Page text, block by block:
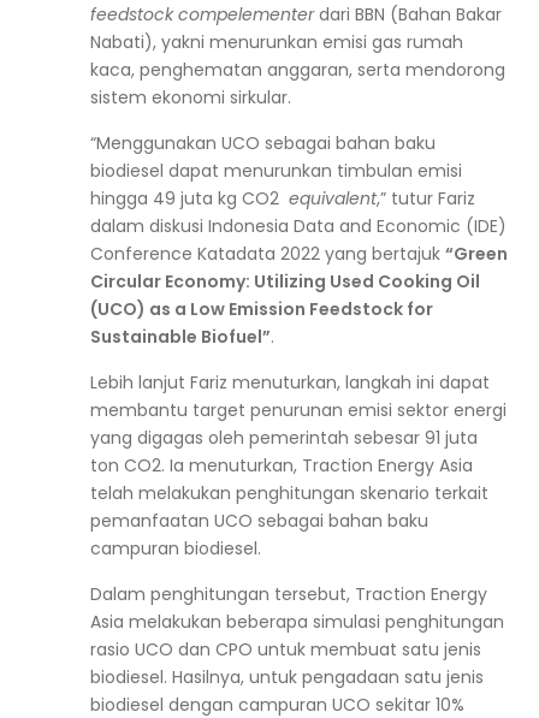
feedstock compelementerdari BBN (Bahan Bakar
Nabati), yakni menurunkan emisi gas rumah
kaca, penghematan anggaran, serta mendorong
sistem ekonomi sirkular.
“Menggunakan UCO sebagai bahan baku
biodiesel dapat menurunkan timbulan emisi
hingga 49 juta kg CO2 equivalent,” tutur Fariz
dalam diskusi Indonesia Data and Economic (IDE)
Conference Katadata 2022 yang bertajuk “Green
Circular Economy: Utilizing Used Cooking Oil
(UCO) as a Low Emission Feedstock for
Sustainable Biofuel”.
Lebih lanjut Fariz menuturkan, langkah ini dapat
membantu target penurunan emisi sektor energi
yang digagas oleh pemerintah sebesar 91 juta
ton CO2. Ia menuturkan, Traction Energy Asia
telah melakukan penghitungan skenario terkait
pemanfaatan UCO sebagai bahan baku
campuran biodiesel.
Dalam penghitungan tersebut, Traction Energy
Asia melakukan beberapa simulasi penghitungan
rasio UCO dan CPO untuk membuat satu jenis
biodiesel. Hasilnya, untuk pengadaan satu jenis
biodiesel dengan campuran UCO sekitar 10%